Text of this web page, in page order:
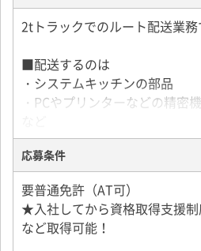
実際に、未経験からスタートし
中。
丁寧な研修体制が整っているの
始められます。
2tトラックでのルート配送業務
■配送するのは
・システムキッチンの部品
・PCやプリンターなどの精密
★1日2～10件程度の配送で、無
ル。
★営業活動は一切ありません。
★大きな商品の場合は助手が
しの負担も少なめです。
応募条件
要普通免許（AT可）
★入社してから資格取得支援
など取得可能！